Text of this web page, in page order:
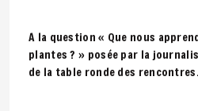
A la question « Que nous
plantes ? » posée par la
de la table ronde des